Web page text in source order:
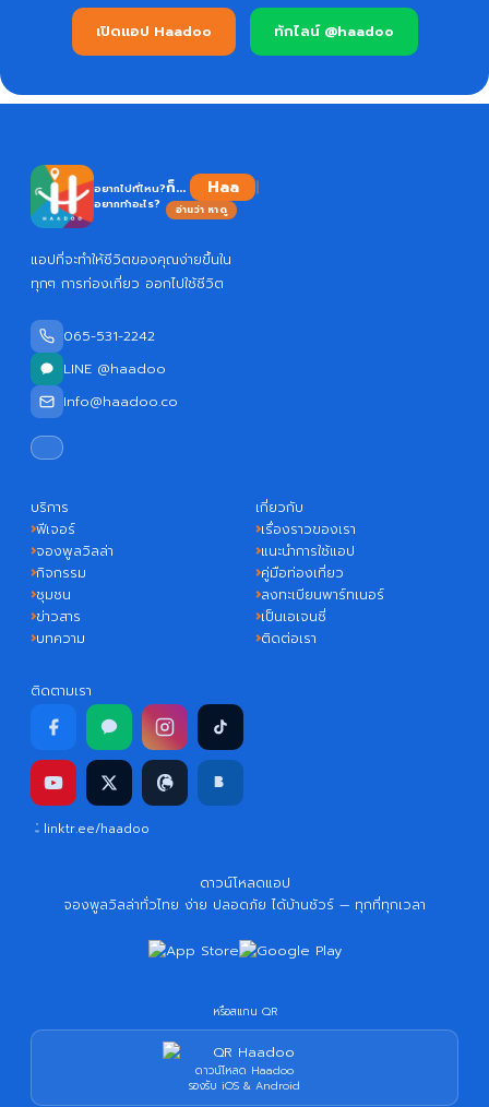
เปิดแอป Haadoo ทักไลน์ @haadoo
อยากไปที่ไหน?
อยากทำอะไร?
ก็...
อ่านว่า หาดู
แอปที่จะทำให้ชีวิตของคุณง่ายขึ้นใน
ทุกๆ การท่องเที่ยว ออกไปใช้ชีวิต
065-531-2242
LINE @haadoo
Info@haadoo.co
บริการ
ฟีเจอร์
จองพูลวิลล่า
กิจกรรม
ชุมชน
ข่าวสาร
บทความ
เกี่ยวกับ
เรื่องราวของเรา
แนะนำการใช้แอป
คู่มือท่องเที่ยว
ลงทะเบียนพาร์ทเนอร์
เป็นเอเจนซี่
ติดต่อเรา
ติดตามเรา
linktr.ee/haadoo
ดาวน์โหลดแอป
จองพูลวิลล่าทั่วไทย ง่าย ปลอดภัย ได้บ้านชัวร์ — ทุกที่ทุกเวลา
หรือสแกน QR
ดาวน์โหลด Haadoo
รองรับ iOS & Android